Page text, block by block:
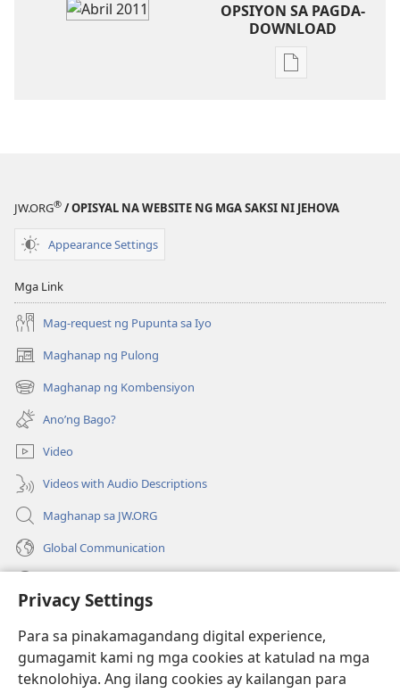
Privacy Settings
Para sa pinakamagandang digital experience,
gumagamit kami ng mga cookies at katulad na mga
teknolohiya. Ang ilang cookies ay kailangan para
OPSIYON SA PAGDA-
DOWNLOAD
Opsiyon
ANG
JW.ORG® / OPISYAL NA WEBSITE NG MGA SAKSI NI JEHOVA
Appearance Settings
Mga Link
Mag-request ng Pupunta sa Iyo
Maghanap ng Pulong
(may
bubukas
na
bagong
window)
Maghanap ng Kombensiyon
(may
bubukas
na
bagong
window)
Ano’ng Bago?
Video
Videos with Audio Descriptions
Maghanap sa JW.ORG
Global Communication
(may
na
bagong
Watchtower ONLINE LIBRARY™
(may